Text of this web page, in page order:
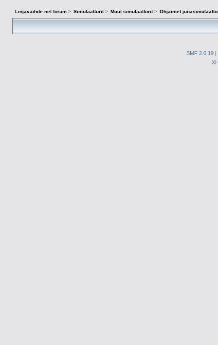
Linjavaihde.net forum> Simulaattorit> Muut simulaattorit> Ohjaimet
SMF 2.0.19 |